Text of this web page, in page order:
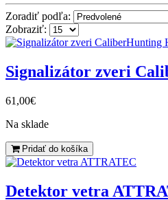
Zoradiť podľa:
Zobraziť:
Signalizátor zveri
61,00€
Na sklade
Pridať do košíka
Detektor vetra